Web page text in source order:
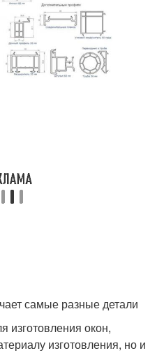
самые разные детали
окон,
изготовления, но и